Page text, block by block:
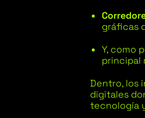
gráficas
Y, como
principal
Dentro, los
digitales
tecnología